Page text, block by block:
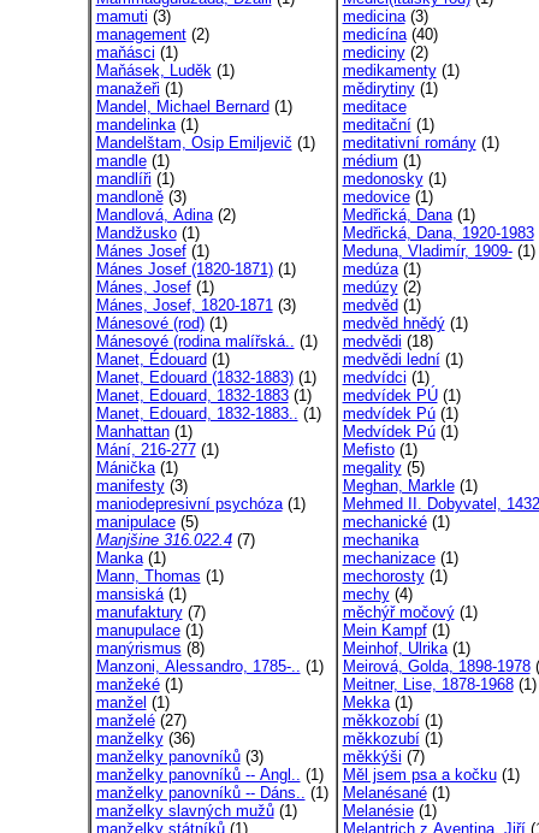
mamuti (3)
management(2)
maňásci (1)
Maňásek, Luděk(1)
manažeři (1)
Mandel, Michael Bernard (1)
mandelinka(1)
Mandelštam, Osip Emiljevič (1)
mandle(1)
mandlíři (1)
mandloně(3)
Mandlová, Adina(2)
Mandžusko(1)
Mánes Josef(1)
Mánes Josef (1820-1871)(1)
Mánes, Josef(1)
Mánes, Josef, 1820-1871(3)
Mánesové (rod)(1)
Mánesové (rodina malířská.. (1)
Manet, Édouard (1)
Manet, Edouard (1832-1883)(1)
Manet, Edouard, 1832-1883(1)
Manet, Edouard, 1832-1883.. (1)
Manhattan(1)
Mání, 216-277(1)
Mánička(1)
manifesty(3)
maniodepresivní psychóza(1)
manipulace(5)
Manjšine 316.022.4(7)
Manka(1)
Mann, Thomas (1)
mansiská(1)
manufaktury(7)
manupulace(1)
manýrismus (8)
Manzoni, Alessandro, 1785-.. (1)
manžeké(1)
manžel (1)
manželé(27)
manželky(36)
manželky panovníků(3)
manželky panovníků -- Angl.. (1)
manželky panovníků -- Dáns.. (1)
manželky slavných mužů(1)
manželky státníků(1)
medicina(3)
medicína(40)
mediciny(2)
medikamenty(1)
mědirytiny(1)
meditace
meditační(1)
meditativní romány(1)
médium (1)
medonosky(1)
medovice(1)
Medřická, Dana(1)
Medřická, Dana, 1920-1983
Meduna, Vladimír, 1909-(1)
medúza(1)
medúzy(2)
medvěd (1)
medvěd hnědý(1)
medvědi (18)
medvědi lední(1)
medvídci (1)
medvídek PÚ(1)
medvídek Pú(1)
Medvídek Pú(1)
Mefisto(1)
megality(5)
Meghan, Markle(1)
Mehmed II. Dobyvatel,
mechanické(1)
mechanika
mechanizace(1)
mechorosty(1)
mechy(4)
měchýř močový(1)
Mein Kampf(1)
Meinhof, Ulrika(1)
Meirová, Golda, 1898-1978
Meitner, Lise, 1878-1968(1)
Mekka(1)
měkkozobí(1)
měkkozubí(1)
měkkýši (7)
Měl jsem psa a kočku(1)
Melanésané(1)
Melanésie(1)
Melantrich z Aventina, Jiří